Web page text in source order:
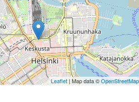
Leaflet| Map data ©OpenStreetMap